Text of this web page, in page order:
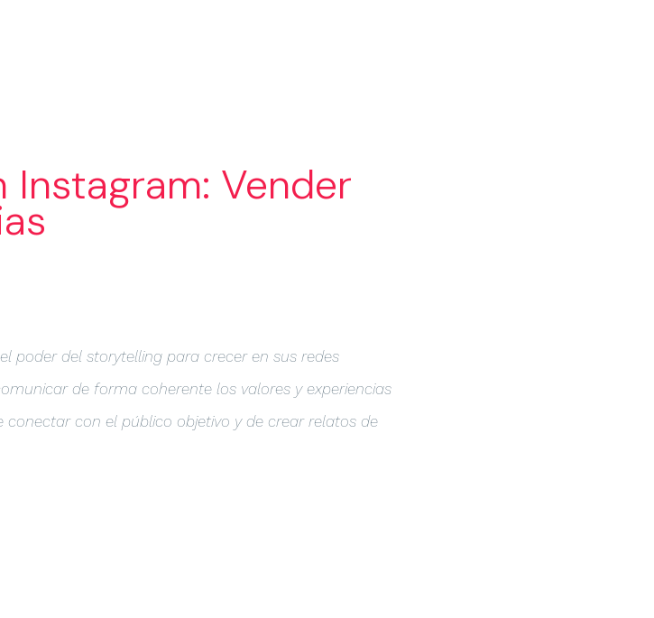
Instagram: Vender
poder del storytelling para crecer en sus redes
de forma coherente los valores y experiencias
con el público objetivo y de crear relatos de